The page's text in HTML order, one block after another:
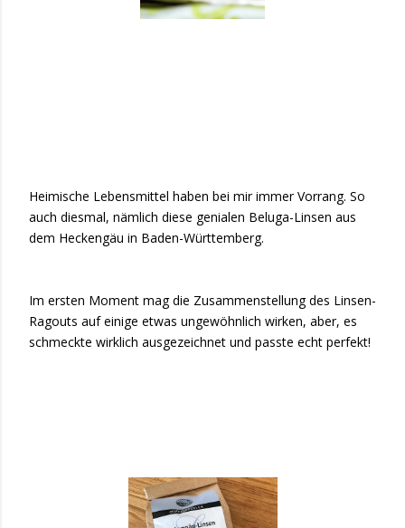
Heimische Lebensmittel haben bei mir immer Vorrang. So
auch diesmal, nämlich diese genialen Beluga-Linsen aus
dem Heckengäu in Baden-Württemberg.
Im ersten Moment mag die Zusammenstellung des Linsen-
Ragouts auf einige etwas ungewöhnlich wirken, aber, es
schmeckte wirklich ausgezeichnet und passte echt perfekt!